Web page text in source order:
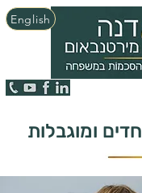
English
ומוגבלות